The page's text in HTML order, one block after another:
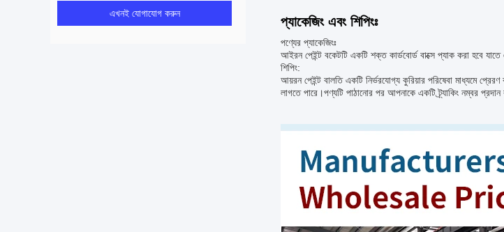
এখনই যোগাযোগ করুন
প্যাকেজিং এবং শিপিংঃ
পণ্যের প্যাকেজিংঃ
আইরন পেইন্ট বকেটটি একটি শক্ত কার্ডবোর্ড বাক্সে প্যাক করা হবে
শিপিং:
আয়রন পেইন্ট বালতি একটি নির্ভরযোগ্য কুরিয়ার পরিষেবা মাধ্যমে
লাগতে পারে।পণ্যটি পাঠানোর পর আপনাকে একটি ট্র্যাকিং নম্বর প্রদান